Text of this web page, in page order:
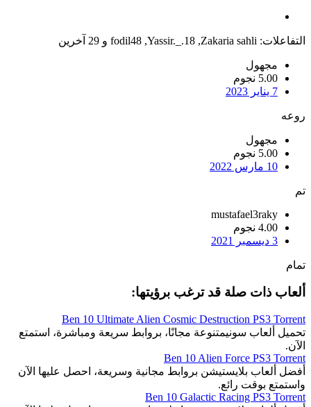
التفاعلات: Zakaria sahli
,
Yassir._.18
,
fodil48 و 29 آخرين
مجهول
5.00 نجوم
7 يناير 2023
روعه
مجهول
5.00 نجوم
10 مارس 2022
تم
mustafael3raky
4.00 نجوم
3 ديسمبر 2021
تمام
ألعاب ذات صلة قد ترغب برؤيتها:
Ben 10 Ultimate Alien Cosmic Destruction PS3 Torrent
تحميل ألعاب سونيمتنوعة مجانًا، بروابط سريعة ومباشرة، استمتع
الآن.
Ben 10 Alien Force PS3 Torrent
أفضل ألعاب بلايستيشن بروابط مجانية وسريعة، احصل عليها الآن
واستمتع بوقت رائع.
Ben 10 Galactic Racing PS3 Torrent